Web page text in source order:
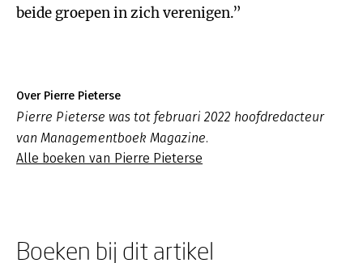
beide groepen in zich verenigen.”
Over Pierre Pieterse
Pierre Pieterse was tot februari 2022 hoofdredacteur
van Managementboek Magazine.
Alle boeken van Pierre Pieterse
Boeken bij dit artikel